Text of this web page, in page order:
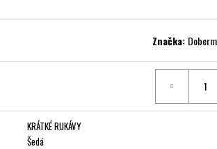
Značka:
KRÁTKÉ RUKÁVY
Šedá